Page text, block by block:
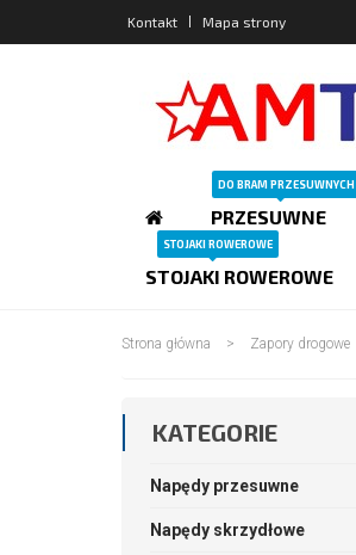
Kontakt Mapa strony
PRZESUWNE
DO BRAM PRZESUWNYCH
STOJAKI ROWEROWE
STOJAKI ROWEROWE
Strona główna > Zapory drogowe
KATEGORIE
Napędy przesuwne
Napędy skrzydłowe